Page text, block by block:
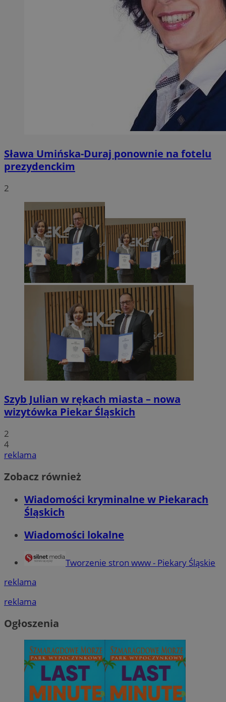
Sława Umińska-Duraj ponownie na fotelu
prezydenckim
2
Szyb Julian w rękach miasta – nowa
wizytówka Piekar Śląskich
2
4
reklama
Zobacz również
Wiadomości kryminalne w Piekarach
Śląskich
Wiadomości lokalne
Tworzenie stron www - Piekary Śląskie
reklama
reklama
Ogłoszenia